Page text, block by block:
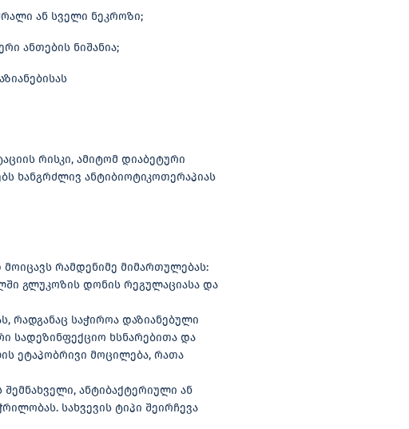
ან სველი ნეკროზი;
ანთების ნიშანია;
რისკი, ამიტომ დიაბეტური
ხანგრძლივ ანტიბიოტიკოთერაპიას
რამდენიმე მიმართულებას:
გლუკოზის დონის რეგულაციასა და
რადგანაც საჭიროა დაზიანებული
სადეზინფექციო ხსნარებითა და
ეტაპობრივი მოცილება, რათა
ანტიბაქტერიული ან
სახვევის ტიპი შეირჩევა